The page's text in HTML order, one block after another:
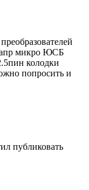
микро ЮСБ
колодки
попросить и
публиковать